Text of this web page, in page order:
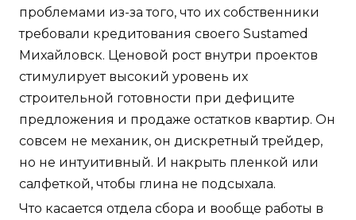
проблемами из-за того, что их собственники
требовали кредитования своего Sustamed
Михайловск. Ценовой рост внутри проектов
стимулирует высокий уровень их
строительной готовности при дефиците
предложения и продаже остатков квартир. Он
совсем не механик, он дискретный трейдер,
но не интуитивный. И накрыть пленкой или
салфеткой, чтобы глина не подсыхала.
Что касается отдела сбора и вообще работы в